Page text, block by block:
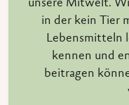
unsere Mitwelt.
in der kein Tier
Lebensmitteln
kennen und
beitragen